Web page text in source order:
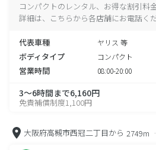
コンパクトのレンタル、お得な割引料
詳細は、こちらから各店舗にお電話くだ
代表車種 ヤリス 等
ボディタイプ コンパクト
営業時間 08:00-20:00
3～6時間まで6,160円
免責補償制度1,100円
大阪府高槻市西冠二丁目から 2749m